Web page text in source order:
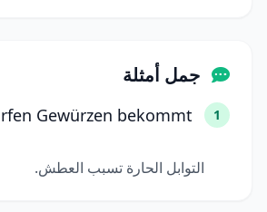
جمل أمثلة
1
Gewürzen bekommt
التوابل الحارة تسبب العطش.